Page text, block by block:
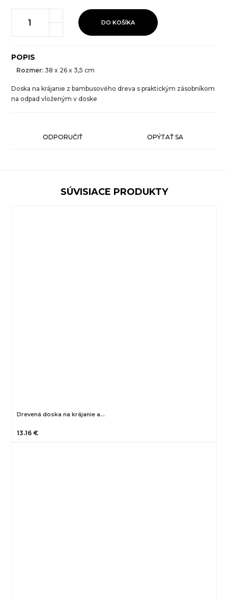
DO KOŠÍKA
POPIS
Rozmer: 38 x 26 x 3,5 cm
Doska na krájanie z bambusového dreva s praktickým zásobníkom
na odpad vloženým v doske
ODPORUČIŤ OPÝTAŤ SA
SÚVISIACE PRODUKTY
Drevená doska na krájanie a…
13.16 €